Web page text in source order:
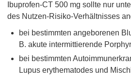
Ibuprofen-CT 500 mg sollte nur
des Nutzen-Risiko-Verhältnisses
bei bestimmten angeborenen
B. akute intermittierende
bei bestimmten
Lupus erythematodes und